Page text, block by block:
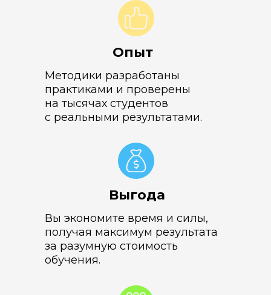
Выгода
Вы экономите время и силы,
получая максимум результата
за разумную стоимость
обучения.
Опыт
Методики разработаны
практиками и проверены
на тысячах студентов
с реальными результатами.